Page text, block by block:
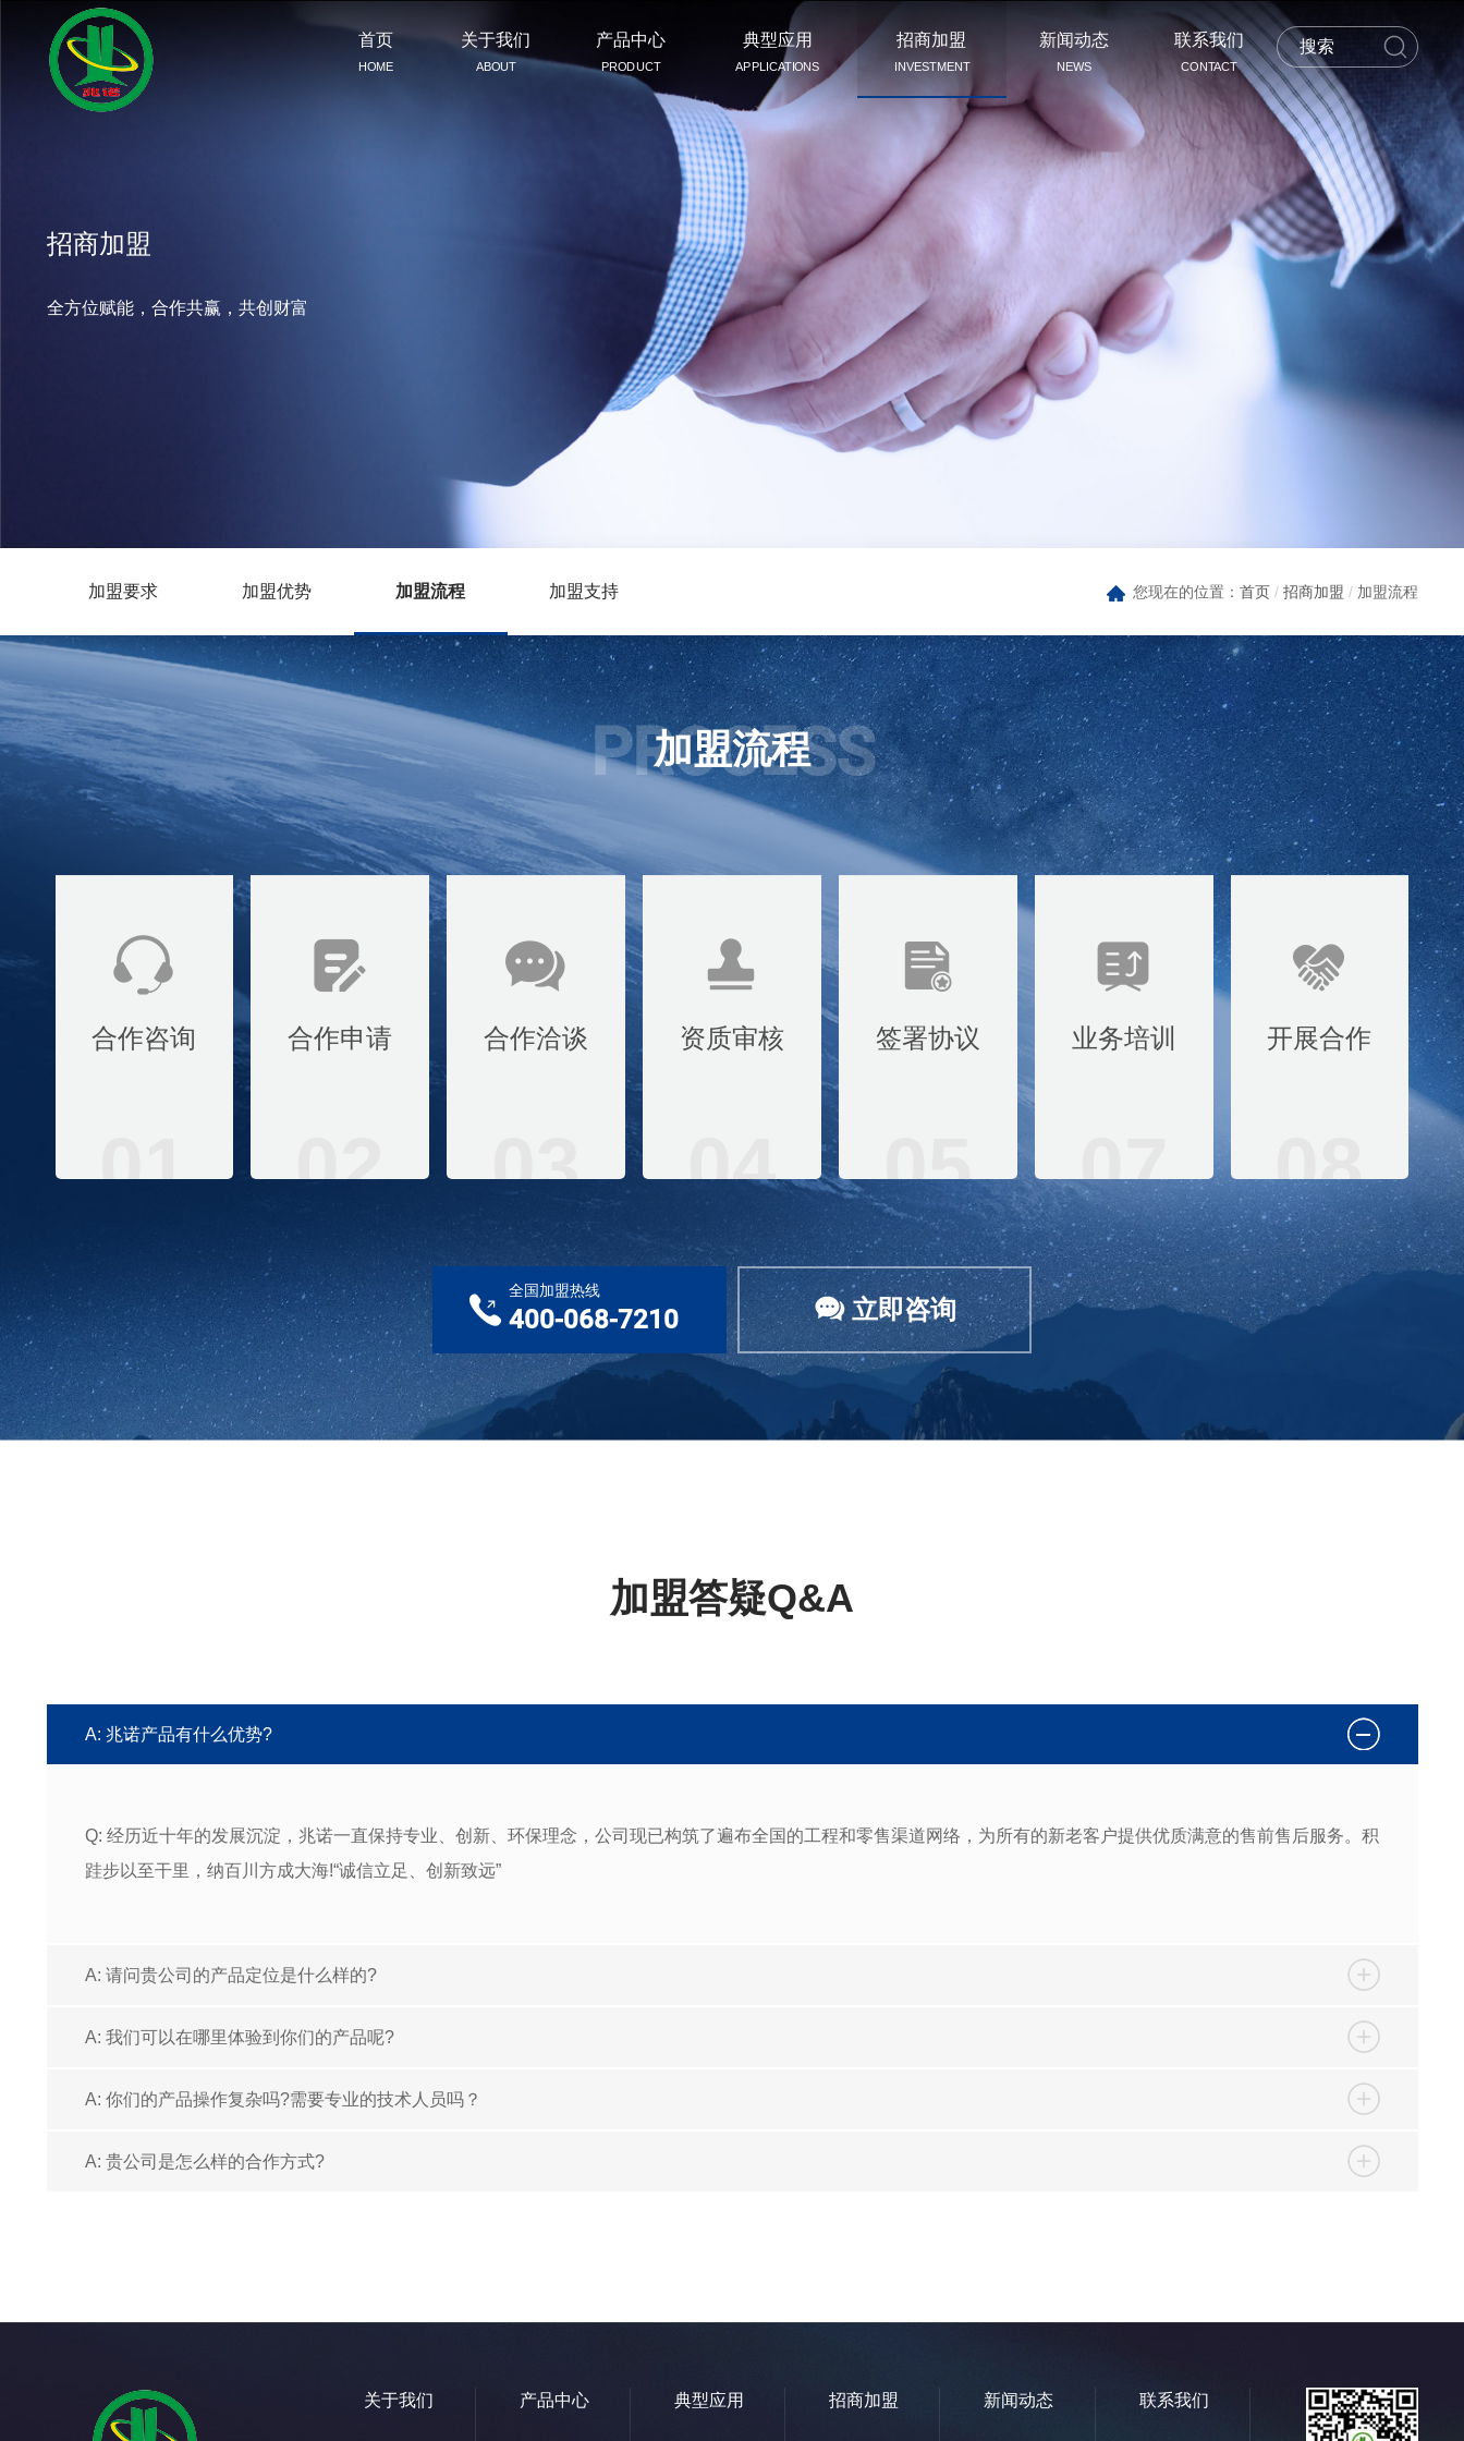
首页
HOME
关于我们
ABOUT
产品中心
PRODUCT
典型应用
APPLICATIONS
招商加盟
INVESTMENT
新闻动态
NEWS
联系我们
CONTACT
招商加盟
全方位赋能，合作共赢，共创财富
加盟要求 加盟优势 加盟流程 加盟支持 您现在的位置： 首页/ 招商加盟 / 加盟流程
加盟流程
PROCESS
合作咨询
01
合作申请
02
合作洽谈
03
资质审核
04
签署协议
05
业务培训
07
开展合作
08
全国加盟热线
400-068-7210 立即咨询
加盟答疑Q&A
A: 兆诺产品有什么优势?
Q: 经历近十年的发展沉淀，兆诺一直保持专业、创新、环保理念，公司现已构筑了遍布全国的工程和零售渠道网络，为所有的新老客户提供优质满意的售前售后服务。积
跬步以至干里，纳百川方成大海!“诚信立足、创新致远”
A: 请问贵公司的产品定位是什么样的?
A: 我们可以在哪里体验到你们的产品呢?
A: 你们的产品操作复杂吗?需要专业的技术人员吗？
A: 贵公司是怎么样的合作方式?
关于我们 产品中心 典型应用 招商加盟 新闻动态 联系我们